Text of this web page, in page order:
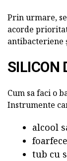
Prin urmare,
acorde
antibacteriene
SILICON
Cum sa faci o
Instrumente
alcool
tub cu